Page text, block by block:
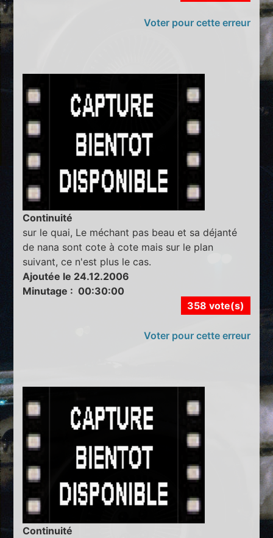
Voter pour cette erreur
Continuité
sur le quai, Le méchant pas beau et sa déjanté
de nana sont cote à cote mais sur le plan
suivant, ce n'est plus le cas.
Ajoutée le 24.12.2006
Minutage : 00:30:00
358 vote(s)
Voter pour cette erreur
Continuité